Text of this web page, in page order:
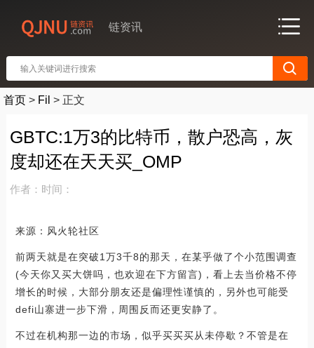
链资讯
首页 > Fil > 正文
GBTC:1万3的比特币，散户恐高，灰
度却还在天天买_OMP
作者： 时间：
来源：风火轮社区
前两天就是在突破1万3千8的那天，在某乎做了个小范围调查
(今天你又买大饼吗，也欢迎在下方留言)，看上去当价格不停
增长的时候，大部分朋友还是偏理性谨慎的，另外也可能受
defi山寨进一步下滑，周围反而还更安静了。
不过在机构那一边的市场，似乎买买买从未停歇？不管是在